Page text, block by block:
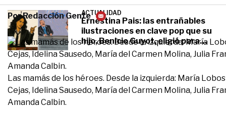
PorRedacción Gente
Las mamás de los héroes. Desde la izquierda: María
Cejas, Idelina Sausedo, María del Carmen Molina, Julia
Amanda Calbin.
de Gran Hermano
ACTUALIDAD
Ernestina Pais: las entrañables
ilustraciones en clave pop que su
hijo, Benicio Guyot, eligió para
homenajearla
El emotivo posteo de Darío
Barassi luego de visitar la tumba
de su mamá en San Juan